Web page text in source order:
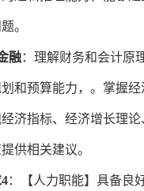
。
融： 理解财务和会计原
和预算能力， 。掌握经
济指标、经济增长理
供相关建议。
4： 【人力职能】 具备良